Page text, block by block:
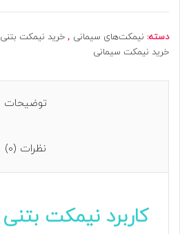
دسته: نیمکت‌های سیمانی , خرید نیمکت
خرید نیمکت سیمانی
توضیحات
نظرات (0)
کاربرد نیمکت بتنی